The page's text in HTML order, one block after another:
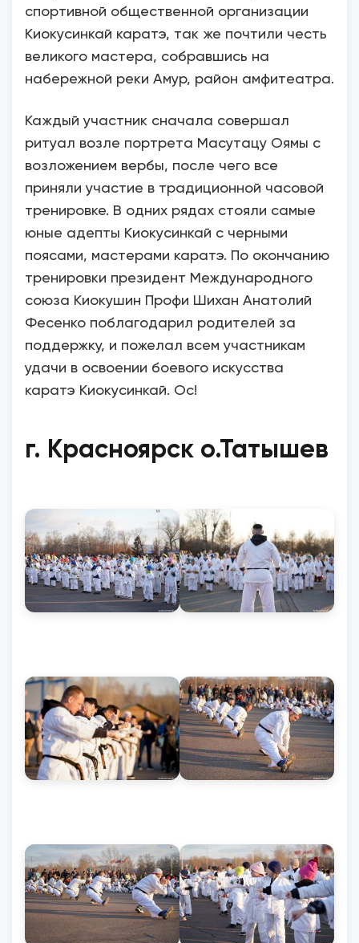
спортивной общественной организации
Киокусинкай каратэ, так же почтили честь
великого мастера, собравшись на
набережной реки Амур, район амфитеатра.
Каждый участник сначала совершал
ритуал возле портрета Масутацу Оямы с
возложением вербы, после чего все
приняли участие в традиционной часовой
тренировке. В одних рядах стояли самые
юные адепты Киокусинкай с черными
поясами, мастерами каратэ. По окончанию
тренировки президент Международного
союза Киокушин Профи Шихан Анатолий
Фесенко поблагодарил родителей за
поддержку, и пожелал всем участникам
удачи в освоении боевого искусства
каратэ Киокусинкай. Ос!
г. Красноярск о.Татышев